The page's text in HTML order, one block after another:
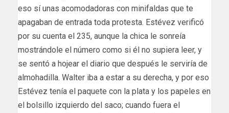
eso sí unas acomodadoras con minifaldas que te
apagaban de entrada toda protesta. Estévez verificó
por su cuenta el 235, aunque la chica le sonreía
mostrándole el número como si él no supiera leer, y
se sentó a hojear el diario que después le serviría de
almohadilla. Walter iba a estar a su derecha, y por eso
Estévez tenía el paquete con la plata y los papeles en
el bolsillo izquierdo del saco; cuando fuera el